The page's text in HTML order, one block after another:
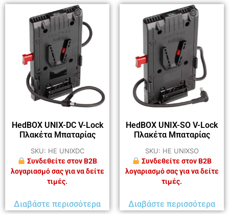
HedBOX UNIX-DC V-Lock
Πλακέτα Μπαταρίας
SKU: HE UNIXDC
Συνδεθείτε στον B2B
λογαριασμό σας για να δείτε
τιμές.
Διαβάστε περισσότερα
HedBOX UNIX-SO V-Lock
Πλακέτα Μπαταρίας
SKU: HE UNIXSO
Συνδεθείτε στον B2B
λογαριασμό σας για να δείτε
τιμές.
Διαβάστε περισσότερα